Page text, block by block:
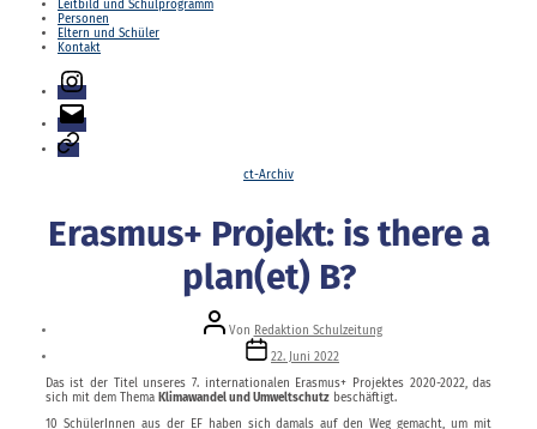
Leitbild und Schulprogramm
Personen
Eltern und Schüler
Kontakt
Instagram
E-
Mail
Login
Kategorien
ct-Archiv
Erasmus+ Projekt: is there a
plan(et) B?
Beitragsautor
Von Redaktion Schulzeitung
Veröffentlichungsdatum
22. Juni 2022
Das ist der Titel unseres 7. internationalen Erasmus+ Projektes 2020-2022, das
sich mit dem Thema Klimawandel und Umweltschutzbeschäftigt.
10 SchülerInnen aus der EF haben sich damals auf den Weg gemacht, um mit